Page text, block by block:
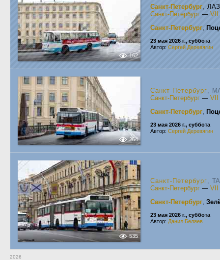
162
Санкт-Петербург,
Санкт-Петербург — VII
Санкт-Петербург,
23 мая 2026 г., суббота
Автор: Сергей Деревягин
264
Санкт-Петербург,
Санкт-Петербург — VII
Санкт-Петербург,
23 мая 2026 г., суббота
Автор: Сергей Деревягин
535
Санкт-Петербург,
Санкт-Петербург — VII
Санкт-Петербург,
23 мая 2026 г., суббота
Автор: Данил Беляев
2026